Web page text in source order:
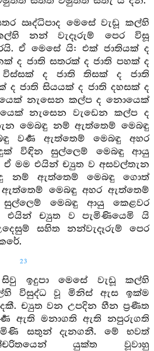
ඍද්ධිපාද මෙසේ වැඩූ කල්හි
නන් වැදෑරුම් පෙර විසූ
ඒ මෙසේ යි: එක් ජාතියක් ද
ද ජාති සතරක් ද ජාති පහක් ද
විස්සක් ද ජාති තිසක් ද ජාති
ද ජාති සියයක් ද ජාති දහසක් ද
නැසෙන කල්ප ද නොයෙක්
නැසෙන වැඩෙන කල්ප ද
මෙබඳු නම් ඇත්තෙම් මෙබඳු
වර්‍ණ ඇත්තෙම් මෙබඳු අහර
විඳින සුල්ලෙම් මෙබඳු ආයු
මම එයින් ච්‍යුත ව අසවල්තැන
නම් ඇත්තෙම් මෙබඳු ගොත්
මෙබඳු අහර ඇත්තෙම්
මෙබඳු ආයු කෙළවර
ච්‍යුත ව පැමිණියෙමි යි
සහිත නන්වැදෑරුම් පෙර
23
ඉදුපා මෙසේ වැඩූ කල්හි
විසුද්ධ වූ මිනිස් ඇස ඉක්ම
ච්‍යුත වන උපදින හීන ප්‍රණීත
ඇති මනාගති ඇති නපුරුගති
සතුන් දැනගනී. මේ භවත්
යුක්ත වූවාහු